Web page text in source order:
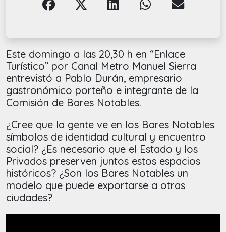
Este domingo a las 20,30 h en “Enlace
Turístico” por Canal Metro Manuel Sierra
entrevistó a Pablo Durán, empresario
gastronómico porteño e integrante de la
Comisión de Bares Notables.
¿Cree que la gente ve en los Bares Notables
símbolos de identidad cultural y encuentro
social? ¿Es necesario que el Estado y los
Privados preserven juntos estos espacios
históricos? ¿Son los Bares Notables un
modelo que puede exportarse a otras
ciudades?